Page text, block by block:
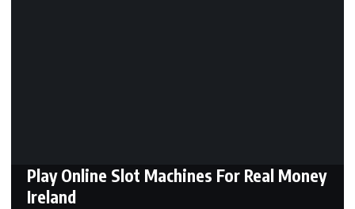
Play Online Slot Machines For Real Money
Ireland